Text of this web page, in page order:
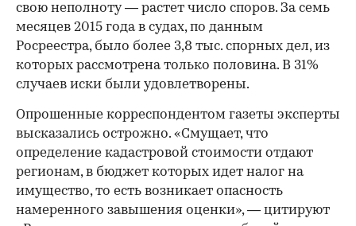
свою неполноту — растет число споров. За семь
месяцев 2015 года в судах, по данным
Росреестра, было более 3,8 тыс. спорных дел, из
которых рассмотрена только половина. В 31%
случаев иски были удовлетворены.
Опрошенные корреспондентом газеты эксперты
высказались острожно. «Смущает, что
определение кадастровой стоимости отдают
регионам, в бюджет которых идет налог на
имущество, то есть возникает опасность
намеренного завышения оценки», — цитируют